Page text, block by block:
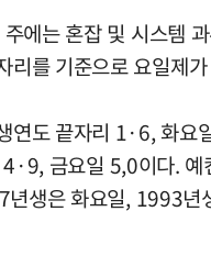
에는 혼잡 및 시스템
리를 기준으로 요일제
연도 끝자리 1·6, 화요
금요일 5,0이다.
생은 화요일, 1993년